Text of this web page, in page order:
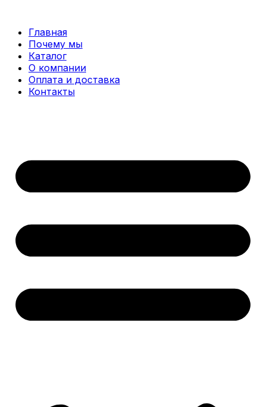
содержимому
Главная
Почему мы
Каталог
О компании
Оплата и доставка
Контакты